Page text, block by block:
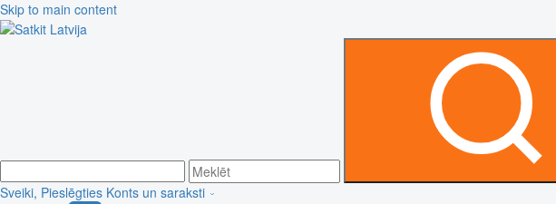
Skip to main content
Sveiki, Pieslēgties Konts un saraksti